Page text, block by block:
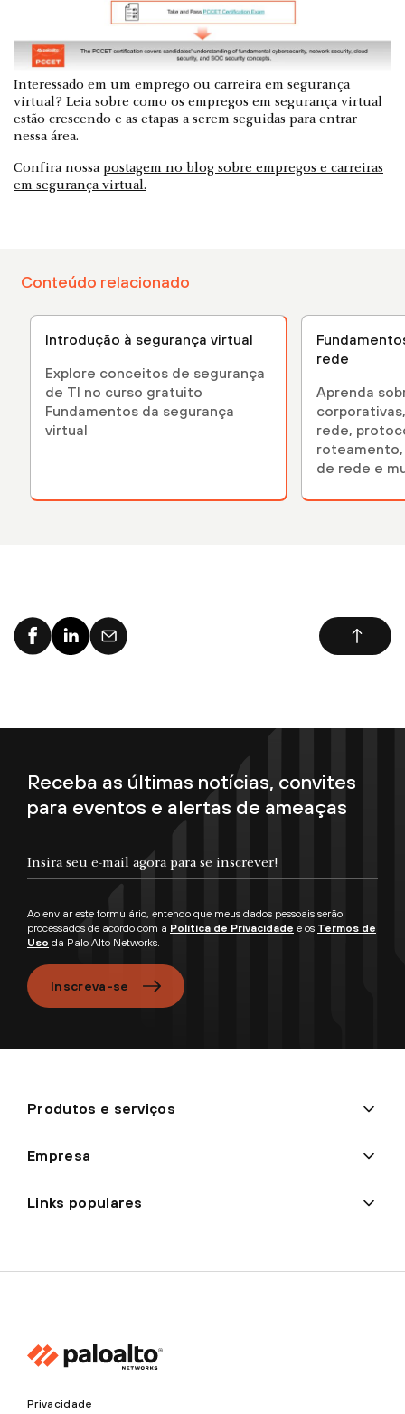
Interessado em um emprego ou carreira em segurança
virtual? Leia sobre como os empregos em segurança virtual
estão crescendo e as etapas a serem seguidas para entrar
nessa área.
Confira nossa postagem no blog sobre empregos e carreiras
em segurança virtual.
Conteúdo relacionado
Introdução à segurança virtual
Explore conceitos de segurança
de TI no curso gratuito
Fundamentos da segurança
virtual
rede
Aprenda
rede,
de rede e
Receba as últimas notícias, convites
para eventos e alertas de ameaças
Ao enviar este formulário, entendo que meus dados pessoais serão
processados de acordo com a Política de Privacidade e os Termos de
Uso da Palo Alto Networks.
Inscreva-se
Produtos e serviços
Empresa
Links populares
Privacidade